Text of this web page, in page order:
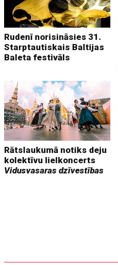
Rudenī norisināsies 31.
Starptautiskais Baltijas
Baleta festivāls
Rātslaukumā notiks deju
kolektīvu lielkoncerts
Vidusvasaras dzīvestības